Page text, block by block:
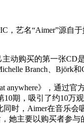
，艺名“Aimer”源自
动购买的第一张CD
Branch、Björk和
》，通过官
期，吸引了约10万
时，Aimer在音乐
她主要以购买者参与